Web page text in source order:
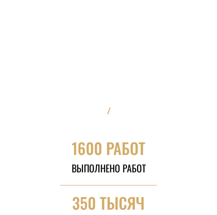
/
1600 РАБОТ
ВЫПОЛНЕНО РАБОТ
350 ТЫСЯЧ